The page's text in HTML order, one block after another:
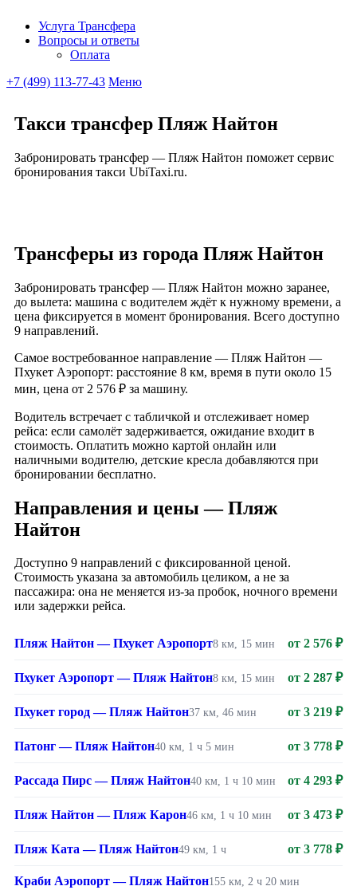
Ubitaxi
Услуга Трансфера
Вопросы и ответы
Оплата
+7 (499) 113-77-43 Меню
Такси трансфер Пляж Найтон
Забронировать трансфер — Пляж Найтон поможет сервис
бронирования такси UbiTaxi.ru.
Трансферы из города Пляж Найтон
Забронировать трансфер — Пляж Найтон можно заранее,
до вылета: машина с водителем ждёт к нужному времени, а
цена фиксируется в момент бронирования. Всего доступно
9 направлений.
Самое востребованное направление — Пляж Найтон —
Пхукет Аэропорт: расстояние 8 км, время в пути около 15
мин, цена от 2 576 ₽ за машину.
Водитель встречает с табличкой и отслеживает номер
рейса: если самолёт задерживается, ожидание входит в
стоимость. Оплатить можно картой онлайн или
наличными водителю, детские кресла добавляются при
бронировании бесплатно.
Направления и цены — Пляж
Найтон
Доступно 9 направлений с фиксированной ценой.
Стоимость указана за автомобиль целиком, а не за
пассажира: она не меняется из-за пробок, ночного времени
или задержки рейса.
Пляж Найтон — Пхукет Аэропорт8 км, 15 мин от 2 576 ₽
Пхукет Аэропорт — Пляж Найтон8 км, 15 мин от 2 287 ₽
Пхукет город — Пляж Найтон37 км, 46 мин от 3 219 ₽
Патонг — Пляж Найтон40 км, 1 ч 5 мин от 3 778 ₽
Рассада Пирс — Пляж Найтон40 км, 1 ч 10 мин от 4 293 ₽
Пляж Найтон — Пляж Карон46 км, 1 ч 10 мин от 3 473 ₽
Пляж Ката — Пляж Найтон49 км, 1 ч от 3 778 ₽
Краби Аэропорт — Пляж Найтон155 км, 2 ч 20 мин